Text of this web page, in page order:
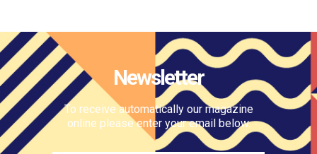
Newsletter
To receive automatically our magazine
online please enter your email below.